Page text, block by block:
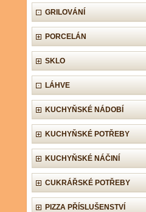
GRILOVÁNÍ
PORCELÁN
SKLO
LÁHVE
KUCHYŇSKÉ NÁDOBÍ
KUCHYŇSKÉ POTŘEBY
KUCHYŇSKÉ NÁČINÍ
CUKRÁŘSKÉ POTŘEBY
PIZZA PŘÍSLUŠENSTVÍ